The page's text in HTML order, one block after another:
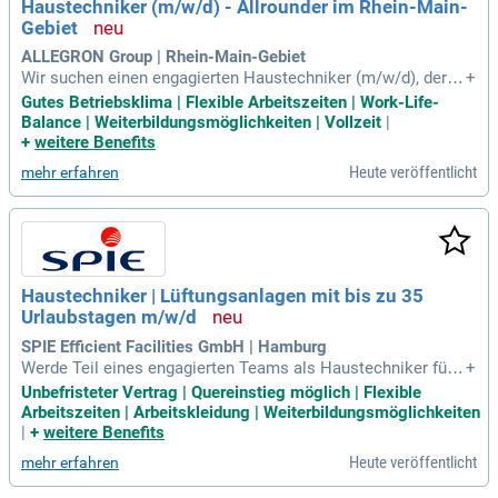
Beweis und bewerben Sie sich jetzt!
Haustechniker (m/w/d) - Allrounder im Rhein-Main-
Gebiet
ALLEGRON Group | Rhein-Main-Gebiet
Wir suchen einen engagierten Haustechniker (m/w/d), der u
nser Team mit handwerklichem Geschick und technischem
Know-how verstärkt. Zu Ihren Aufgaben gehören die selbsts
tändige Wartung und Instandhaltung von technischen Anlag
eichen Sanitär, Heizung und Lüftung. Sie koordinieren extern
e Handwerker und sorgen für die Einhaltung relevanter Sich
erheitsstandards. Ihre Expertise fließt zudem in Modernisier
ungs- und Renovierungsprojekte ein, während Sie als Anspre
chpartner für Mieter und interne Abteilungen fungieren. Wir
erwarten eine abgeschlossene technische Berufsausbildung
und relevante Berufserfahrung. Flexibilität und Eigeninitiativ
e sind für diese Position essenziell.
+
Gutes Betriebsklima | Flexible Arbeitszeiten | Work-Life-
Balance | Weiterbildungsmöglichkeiten | Vollzeit
+ weitere Benefits
mehr erfahren Heute veröffentlicht
Haustechniker | Lüftungsanlagen mit bis zu 35
Urlaubstagen m/w/d
SPIE Efficient Facilities GmbH | Hamburg
Werde Teil eines engagierten Teams als Haustechniker für L
üftungsanlagen in Hamburg Nord! In diesem langfristigen Pr
ojekt profitierst du von unendlich vielen Entwicklungsmögli
chkeiten und einem krisensicheren Arbeitsplatz. Du übernim
dernen raumlufttechnischen Anlagen. Dazu gehören profess
ionelle Reinigungen, Funktionsprüfungen und kleinere Instan
+
Unbefristeter Vertrag | Quereinstieg möglich | Flexible
Arbeitszeiten | Arbeitskleidung | Weiterbildungsmöglichkeiten
| + weitere Benefits
mehr erfahren Heute veröffentlicht